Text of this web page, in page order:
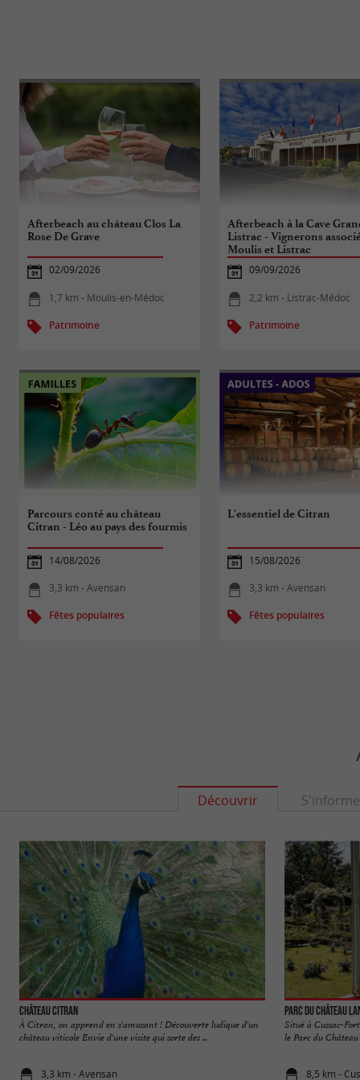
Afterbeach au château Clos La
Rose De Grave
02/09/2026
1,7 km - Moulis-en-Médoc
Patrimoine
Afterbeach à la Cave
Listrac - Vignerons
Moulis et Listrac
09/09/2026
2,2 km - Listrac-Médoc
Patrimoine
Parcours conté au château
Citran - Léo au pays des fourmis
14/08/2026
3,3 km - Avensan
Fêtes populaires
L'essentiel de Citran
15/08/2026
3,3 km - Avensan
Fêtes populaires
Découvrir
Château Citran
À Citran, on apprend en s'amusant ! Découverte ludique d'un
château viticole Envie d'une visite qui sorte des ...
3,3 km - Avensan
Parc du Château
Situé à Cussac-
le Parc du
8,5 km -